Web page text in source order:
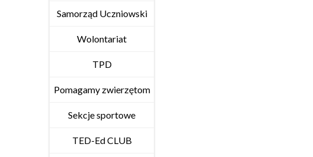
Samorząd Uczniowski
Wolontariat
TPD
Pomagamy zwierzętom
Sekcje sportowe
TED-Ed CLUB